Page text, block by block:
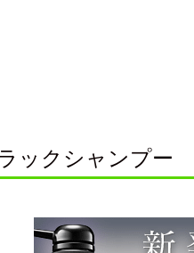
ックシャンプー